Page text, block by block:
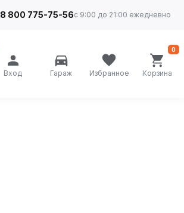
8 800 775-75-56с 9:00 до 21:00 ежедневно
Вход Гараж Избранное Корзина
0